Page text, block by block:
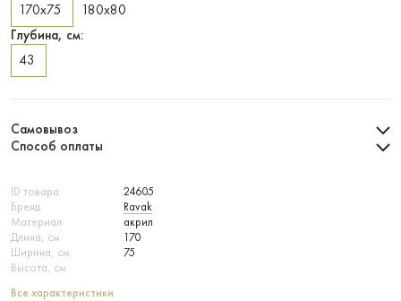
ID товара
24605
Бренд
Ravak
Материал
акрил
Длина, см
170
Ширина, см
75
Высота, см
Все характеристики
170х75
180х80
Глубина, см:
43
Самовывоз
Способ оплаты